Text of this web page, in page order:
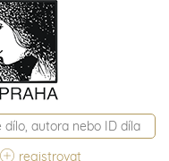
registrovat